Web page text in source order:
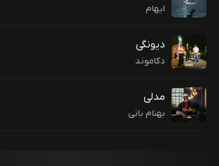
ایهام
دیونگی
دکاموند
مدلی
بهنام بانی